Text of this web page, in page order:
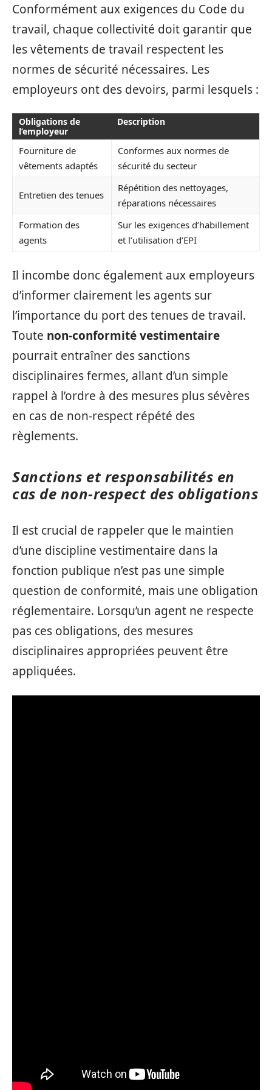
Conformément aux exigences du Code du
travail, chaque collectivité doit garantir que
les vêtements de travail respectent les
normes de sécurité nécessaires. Les
employeurs ont des devoirs, parmi lesquels :
Obligations de
l’employeur
Description
Fourniture de
vêtements adaptés
Conformes aux normes de
sécurité du secteur
Entretien des tenues
Répétition des nettoyages,
réparations nécessaires
Formation des
agents
Sur les exigences d’habillement
et l’utilisation d’EPI
Il incombe donc également aux employeurs
d’informer clairement les agents sur
l’importance du port des tenues de travail.
Toute non-conformité vestimentaire
pourrait entraîner des sanctions
disciplinaires fermes, allant d’un simple
rappel à l’ordre à des mesures plus sévères
en cas de non-respect répété des
règlements.
Sanctions et responsabilités en
cas de non-respect des obligations
Il est crucial de rappeler que le maintien
d’une discipline vestimentaire dans la
fonction publique n’est pas une simple
question de conformité, mais une obligation
réglementaire. Lorsqu’un agent ne respecte
pas ces obligations, des mesures
disciplinaires appropriées peuvent être
appliquées.